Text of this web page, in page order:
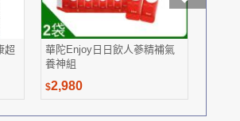
超
華陀Enjoy日日飲人蔘精補氣
養神組
$2,980